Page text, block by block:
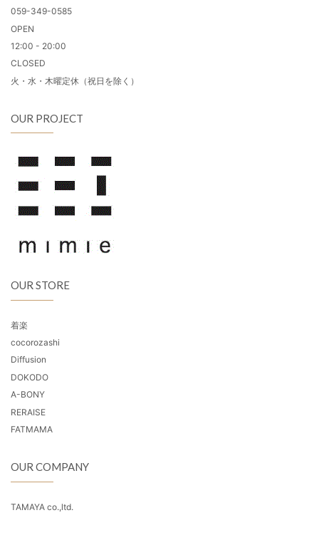
059-349-0585
OPEN
12:00 - 20:00
CLOSED
火・水・木曜定休（祝日を除く）
OUR PROJECT
OUR STORE
着楽
cocorozashi
Diffusion
DOKODO
A-BONY
RERAISE
FATMAMA
OUR COMPANY
TAMAYA co.,ltd.